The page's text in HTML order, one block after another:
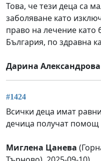
Това, че тези деца са
заболяване като
право на лечение като
България, по здравна
Дарина Александрова
#1424
Всички деца имат
дечица получат помощ
Миглена Цанева